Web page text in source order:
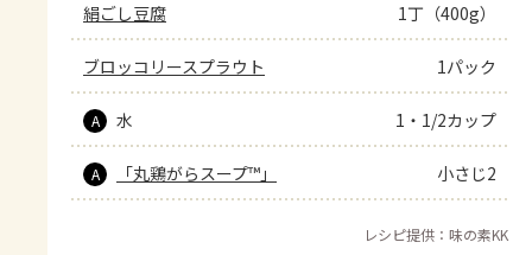
絹ごし豆腐 1丁（400g）
ブロッコリースプラウト 1パック
A 水 1・1/2カップ
A 「丸鶏がらスープ™」 小さじ2
レシピ提供：味の素KK